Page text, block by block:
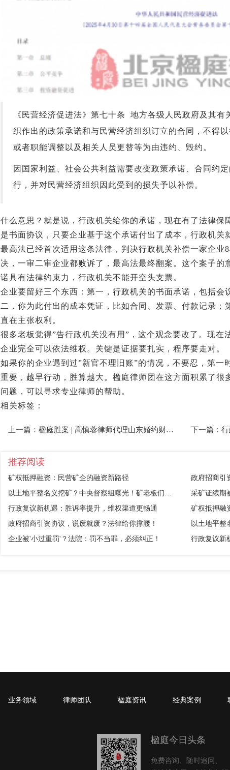
《民营经济促进法》第七十条 地方各级人民政府及其有
织作出的政策承诺和与民营经济组织订立的合同，不得
或者职能调整以及相关人员更替等为由违约、毁约。
因国家利益、社会公共利益需要改变政策承诺、合同约
行，并对民营经济组织因此受到的损失予以补偿。
什么意思？就是说，行政机关给你的承诺，现在有了法律保
是书面协议，只要企业基于这个承诺付出了成本，行政机关
最高法已经首次适用这条法律，判决行政机关补偿一家企业
决，一审二审企业都败诉了，最高法最终翻案。这个案子的
诺具有法律约束力，行政机关不能开空头支票。
企业要留好三个东西：第一，行政机关的书面承诺，包括会
二，你为此付出的成本凭证，比如合同、发票、付款记录；
直在主张权利。
很多老板觉得”告行政机关没有用”，这个观念要改了。现在
企业完全可以依法维权。关键是证据要扎实，程序要走对。
如果你的企业遇到过”新官不理旧账”的情况，不要忍，第一
重要，越早行动，胜算越大。楹庭律师团在这方面积累了很
问题，可以寻求专业律师的帮助。
相关标签：
上一篇： 楹庭胜案 | 高慎蓉律师代理山东婚约财产纠纷案，巧解19.9万“天价彩礼”困局，胜诉！ 下一篇： 行
推荐阅读
矿权抵押融资：民营矿企的融资新路径
政府招商引
以土地平整名义挖矿？中央督察组曝光！矿老板们别踩这个坑
采矿证续期
行政复议新机遇：胜诉率提升，维权渠道更畅通
矿权抵押融
政府招商引资协议，说废就废？法律给你撑腰！
企业被'小过重罚'？法院：罚不当罪，必须纠正！
行政复议新
业务领域 律师团队 楹庭资讯 经典案例
楹庭今日头条
免费咨询、随时追问、